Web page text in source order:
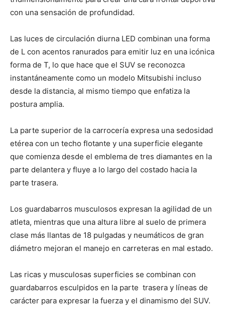
con una sensación de profundidad.
Las luces de circulación diurna LED combinan una forma
de L con acentos ranurados para emitir luz en una icónica
forma de T, lo que hace que el SUV se reconozca
instantáneamente como un modelo Mitsubishi incluso
desde la distancia, al mismo tiempo que enfatiza la
postura amplia.
La parte superior de la carrocería expresa una sedosidad
etérea con un techo flotante y una superficie elegante
que comienza desde el emblema de tres diamantes en la
parte delantera y fluye a lo largo del costado hacia la
parte trasera.
Los guardabarros musculosos expresan la agilidad de un
atleta, mientras que una altura libre al suelo de primera
clase más llantas de 18 pulgadas y neumáticos de gran
diámetro mejoran el manejo en carreteras en mal estado.
Las ricas y musculosas superficies se combinan con
guardabarros esculpidos en la parte trasera y líneas de
carácter para expresar la fuerza y el dinamismo del SUV.